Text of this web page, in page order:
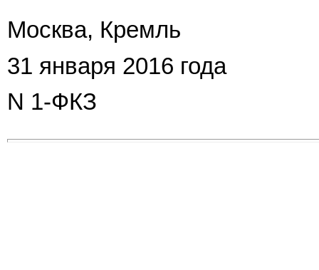
Москва, Кремль
31 января 2016 года
N 1-ФКЗ